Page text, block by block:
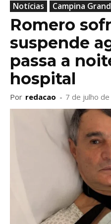
Notícias Campina
Romero
suspende
passa a
hospital
Por redacao - 7 de julho